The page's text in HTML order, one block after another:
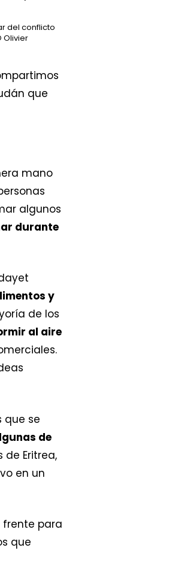
del conflicto
Olivier
que
mano
algunos
durante
y
de los
al aire
que se
de
Eritrea,
en un
frente para
que